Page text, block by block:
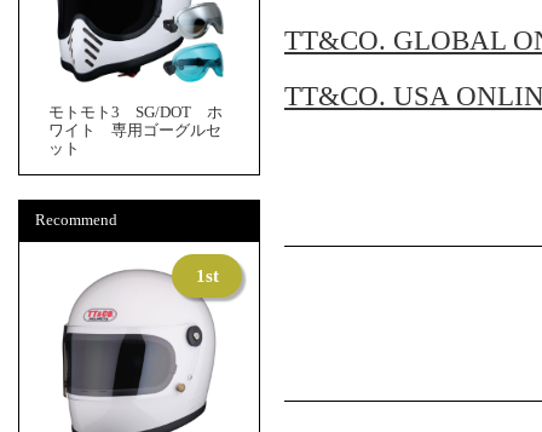
モトモト3 SG/DOT ホ
ワイト 専用ゴーグルセ
ット
Recommend
TT&CO. GLOBAL
TT&CO. USA